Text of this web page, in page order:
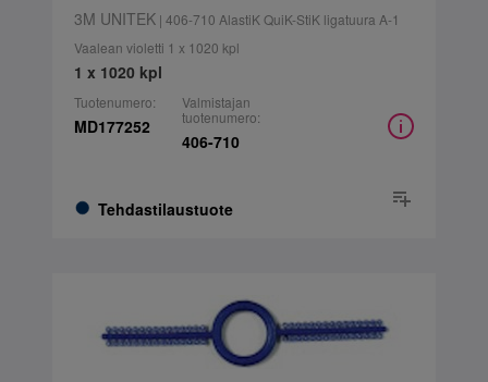
3M UNITEK| 406-710 AlastiK QuiK-StiK ligatuura A-1
Vaalean violetti 1 x 1020 kpl
1 x 1020 kpl
Tuotenumero:
MD177252
Tehdastilaustuote
Valmistajan
tuotenumero:
406-710